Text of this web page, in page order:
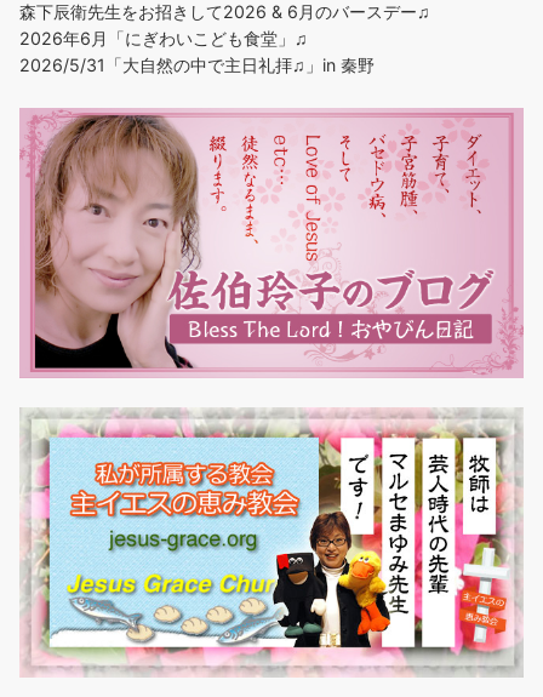
森下辰衛先生をお招きして2026 & 6月のバースデー♫
2026年6月「にぎわいこども食堂」♫
2026/5/31「大自然の中で主日礼拝♫」in 秦野